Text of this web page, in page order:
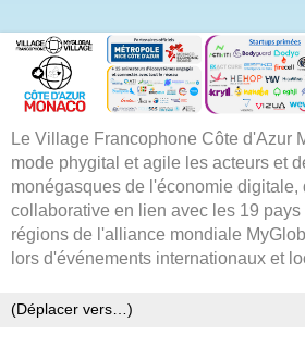
Le Village Francophone Côte d'Azur
mode phygital et agile les acteurs et
monégasques de l'économie digitale,
collaborative en lien avec les 19 pays
régions de l'alliance mondiale
lors d'événements internationaux et